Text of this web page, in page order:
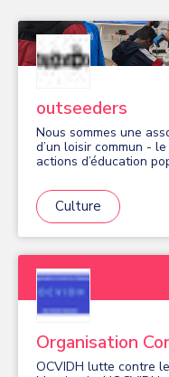
outseeders
Nous sommes une
d’un loisir commun - le jeu vidéo -
actions d’éducation
l'année : - en période scolaire : les mardis midis au
collège Blaise Pascal
18h30) à la Place du
durant les vacances
100€ par an : les
numérique 9 avenue
par an. Bénéficiant de l'agrément "Jeunesse éducation
populaire", nous
pratique éclairée du
loisir et un atout pour
Culture
Organisation
Droits Humains
OCVIDH lutte contre